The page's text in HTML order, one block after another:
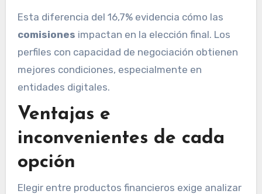
Esta diferencia del 16,7% evidencia cómo las
comisiones impactan en la elección final. Los
perfiles con capacidad de negociación obtienen
mejores condiciones, especialmente en
entidades digitales.
Ventajas e
inconvenientes de cada
opción
Elegir entre productos financieros exige analizar